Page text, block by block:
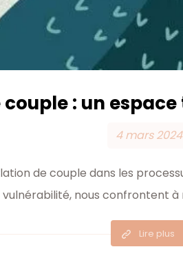
couple : un
4 mars 2024
de couple dans les
nous confrontent à
Lire plus